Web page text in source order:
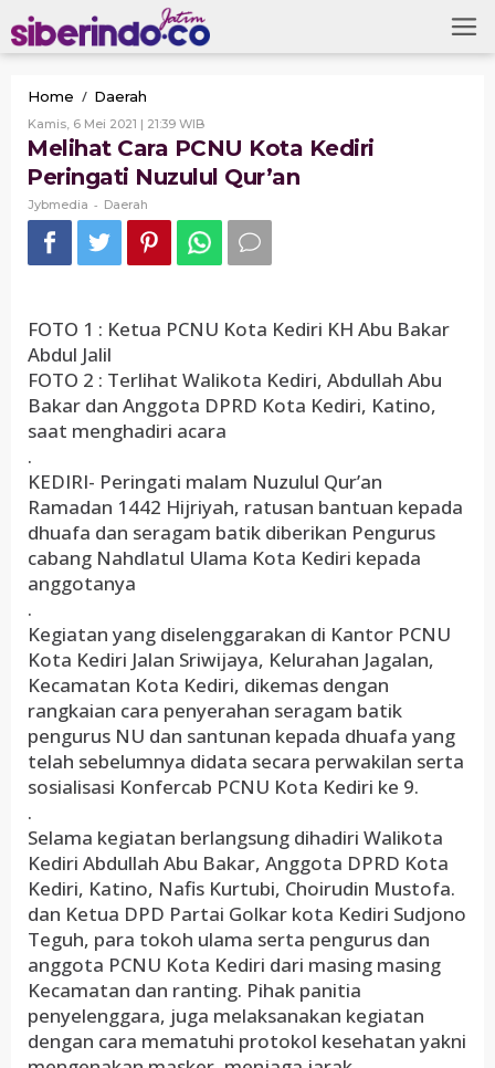
to
content
Home / Daerah
Cara
PCNU
Kota
Kediri
Nuzulul
Qur'an
Kamis, 6 Mei 2021 | 21:39 WIBOleh
Jybmedia
Melihat Cara PCNU Kota Kediri
Peringati Nuzulul Qur’an
Jybmedia - Daerah
FOTO 1 : Ketua PCNU Kota Kediri KH Abu Bakar
Abdul Jalil
FOTO 2 : Terlihat Walikota Kediri, Abdullah Abu
Bakar dan Anggota DPRD Kota Kediri, Katino,
saat menghadiri acara
.
KEDIRI- Peringati malam Nuzulul Qur’an
Ramadan 1442 Hijriyah, ratusan bantuan kepada
dhuafa dan seragam batik diberikan Pengurus
cabang Nahdlatul Ulama Kota Kediri kepada
anggotanya
.
Kegiatan yang diselenggarakan di Kantor PCNU
Kota Kediri Jalan Sriwijaya, Kelurahan Jagalan,
Kecamatan Kota Kediri, dikemas dengan
rangkaian cara penyerahan seragam batik
pengurus NU dan santunan kepada dhuafa yang
telah sebelumnya didata secara perwakilan serta
sosialisasi Konfercab PCNU Kota Kediri ke 9.
.
Selama kegiatan berlangsung dihadiri Walikota
Kediri Abdullah Abu Bakar, Anggota DPRD Kota
Kediri, Katino, Nafis Kurtubi, Choirudin Mustofa.
dan Ketua DPD Partai Golkar kota Kediri Sudjono
Teguh, para tokoh ulama serta pengurus dan
anggota PCNU Kota Kediri dari masing masing
Kecamatan dan ranting. Pihak panitia
penyelenggara, juga melaksanakan kegiatan
dengan cara mematuhi protokol kesehatan yakni